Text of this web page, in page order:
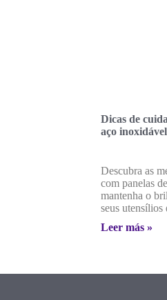
Dicas de
aço inoxidável
Descubra as
com panelas
mantenha o
seus utensílios
Leer más »